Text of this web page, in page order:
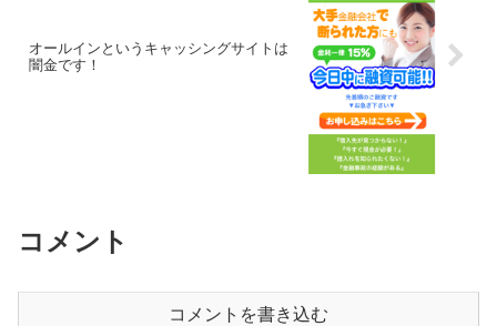
オールインというキャッシングサイトは
闇金です！
コメント
コメントを書き込む